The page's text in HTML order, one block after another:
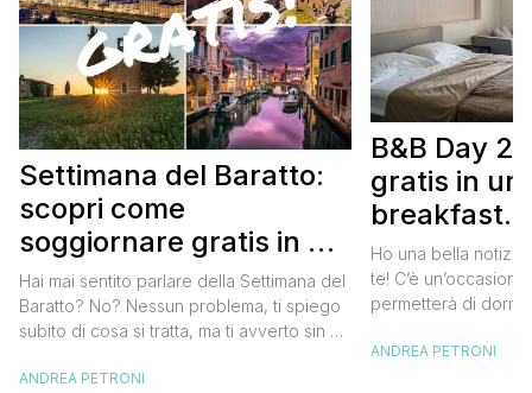
Settimana del Baratto:
scopri come
soggiornare gratis in un
bed and breakfast
Hai mai sentito parlare della Settimana del
Baratto? No? Nessun problema, ti spiego
subito di cosa si tratta, ma ti avverto sin da
tantissimo perché ti permetterà di
ANDREA PETRONI
B&B Day
gratis in un
breakfast.
gratis
Ho una bella
te! C’è
permetterà di
meravigliosi del
ANDREA PETRONI